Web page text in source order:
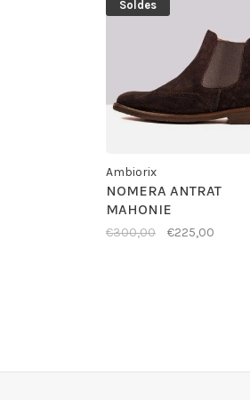
Soldes
Ambiorix
NOMERA ANTRAT
MAHONIE
€300,00 €225,00